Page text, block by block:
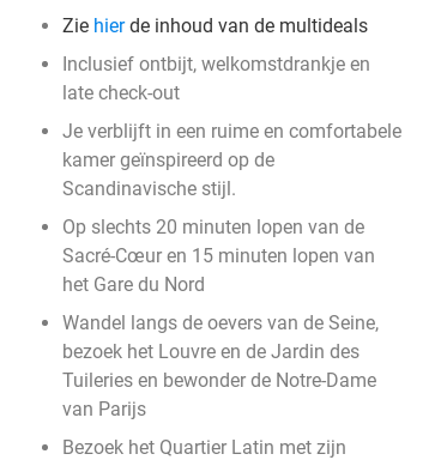
Zie hierde inhoud van de multideals
Inclusief ontbijt, welkomstdrankje en
late check-out
Je verblijft in een ruime en comfortabele
kamer geïnspireerd op de
Scandinavische stijl.
Op slechts 20 minuten lopen van de
Sacré-Cœur en 15 minuten lopen van
het Gare du Nord
Wandel langs de oevers van de Seine,
bezoek het Louvre en de Jardin des
Tuileries en bewonder de Notre-Dame
van Parijs
Bezoek het Quartier Latin met zijn